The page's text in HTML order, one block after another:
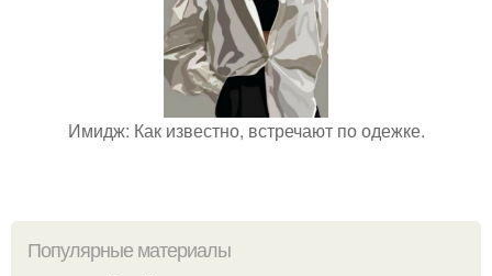
Имидж: Как известно, встречают по одежке.
Популярные материалы